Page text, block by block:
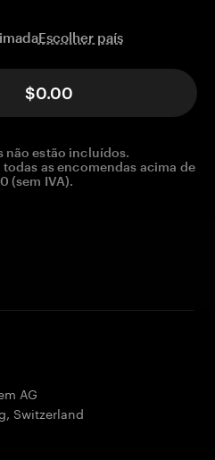
Escolher país
$0.00
não estão incluídos.
as encomendas acima de
(sem IVA).
AG
, Switzerland